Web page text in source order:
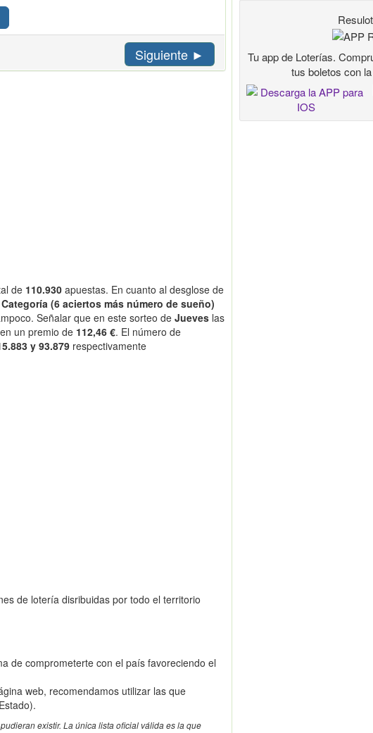
Siguiente ►
de 110.930 apuestas. En cuanto al desglose de
Categoría (6 aciertos más número de sueño)
Señalar que en este sorteo deJueves las
un premio de 112,46 €. El número de
y 93.879 respectivamente
de lotería disribuidas por todo el territorio
de comprometerte con el país favoreciendo el
web, recomendamos utilizar las que
existir. La única lista oficial válida es la que
Tu app de Loterías.
tus boletos con